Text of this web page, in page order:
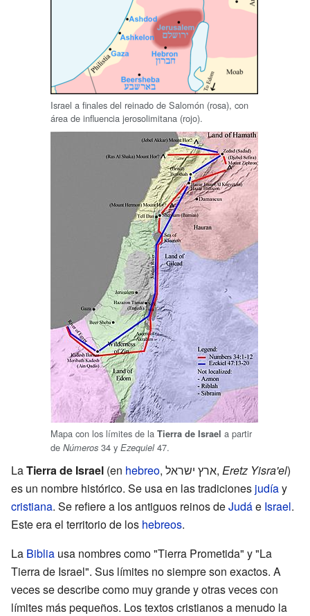
Israel a finales del reinado de Salomón (rosa), con
área de influencia jerosolimitana (rojo).
Mapa con los límites de la Tierra de Israel a partir
de Números 34 y Ezequiel47.
LaTierra de Israel (en hebreo, ארץ ישראל‎, Eretz Yisra'el)
es un nombre histórico. Se usa en las tradiciones judíay
cristiana. Se refiere a los antiguos reinos deJudáe Israel.
Este era el territorio de los hebreos.
La Biblia usa nombres como "Tierra Prometida" y "La
Tierra de Israel". Sus límites no siempre son exactos. A
veces se describe como muy grande y otras veces con
límites más pequeños. Los textos cristianos a menudo la